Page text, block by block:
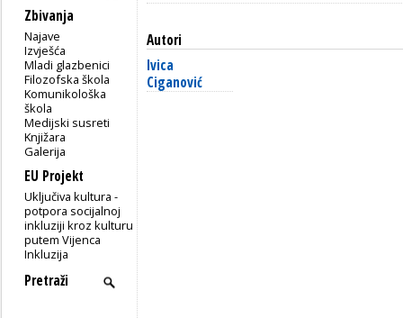
Zbivanja
Najave
Izvješća
Mladi glazbenici
Filozofska škola
Komunikološka
škola
Medijski susreti
Knjižara
Galerija
EU Projekt
Uključiva kultura -
potpora socijalnoj
inkluziji kroz kulturu
putem Vijenca
Inkluzija
Autori
Ivica
Ciganović